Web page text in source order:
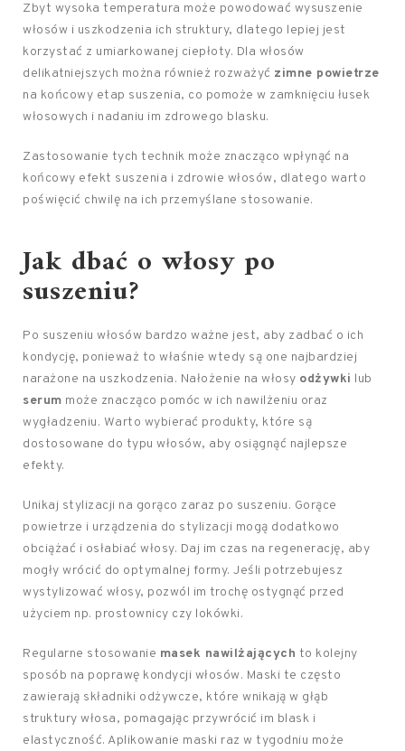
Zbyt wysoka temperatura może powodować wysuszenie
włosów i uszkodzenia ich struktury, dlatego lepiej jest
korzystać z umiarkowanej ciepłoty. Dla włosów
delikatniejszych można również rozważyć zimne powietrze
na końcowy etap suszenia, co pomoże w zamknięciu łusek
włosowych i nadaniu im zdrowego blasku.
Zastosowanie tych technik może znacząco wpłynąć na
końcowy efekt suszenia i zdrowie włosów, dlatego warto
poświęcić chwilę na ich przemyślane stosowanie.
Jak dbać o włosypo
suszeniu?
Po suszeniu włosów bardzo ważne jest, aby zadbać o ich
kondycję, ponieważ to właśnie wtedy są one najbardziej
narażone na uszkodzenia. Nałożenie na włosy odżywki lub
serum może znacząco pomóc w ich nawilżeniu oraz
wygładzeniu. Warto wybierać produkty, które są
dostosowane do typu włosów, aby osiągnąć najlepsze
efekty.
Unikaj stylizacji na gorąco zaraz po suszeniu. Gorące
powietrze i urządzenia do stylizacji mogą dodatkowo
obciążać i osłabiać włosy. Daj im czas na regenerację, aby
mogły wrócić do optymalnej formy. Jeśli potrzebujesz
wystylizować włosy, pozwól im trochę ostygnąć przed
użyciem np. prostownicy czy lokówki.
Regularne stosowanie masek nawilżających to kolejny
sposób na poprawę kondycji włosów. Maski te często
zawierają składniki odżywcze, które wnikają w głąb
struktury włosa, pomagając przywrócić im blask i
elastyczność. Aplikowanie maski raz w tygodniu może